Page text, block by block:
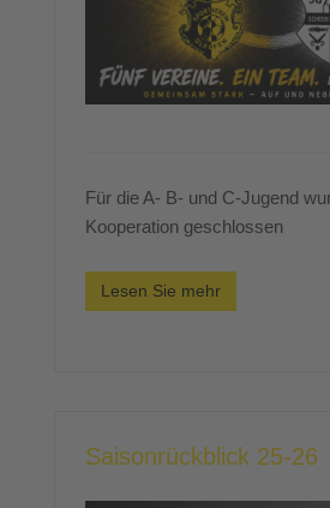
Für die A- B- und C-Jugend
Kooperation geschlossen
Lesen Sie mehr
Saisonrückblick 25-26